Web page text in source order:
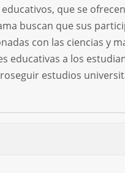
que se
buscan que sus
con las ciencias y
educativas a los
estudios